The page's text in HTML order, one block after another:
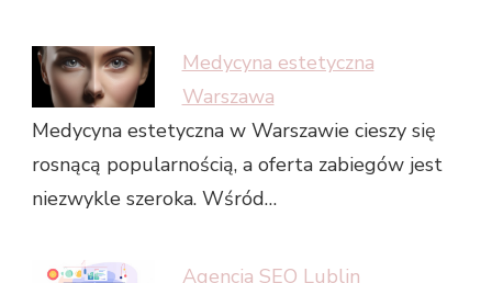
Medycyna estetyczna
Warszawa
Medycyna estetyczna w Warszawie cieszy się
rosnącą popularnością, a oferta zabiegów jest
niezwykle szeroka. Wśród…
Agencja SEO Lublin